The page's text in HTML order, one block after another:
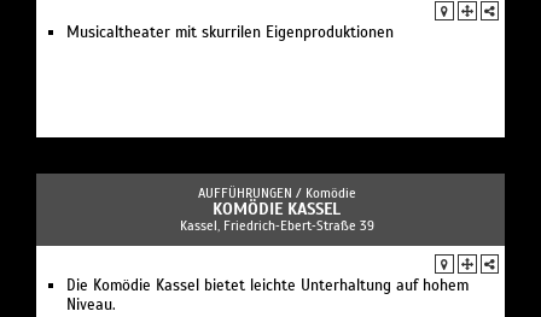
Musicaltheater mit skurrilen Eigenproduktionen
AUFFÜHRUNGEN / Komödie
KOMÖDIE KASSEL
Kassel, Friedrich‐Ebert‐Straße 39
Die Komödie Kassel bietet leichte Unterhaltung auf hohem
Niveau.